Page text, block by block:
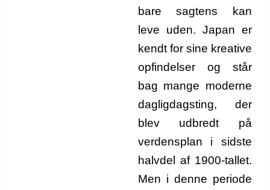
bare sagtens kan
leve uden. Japan er
kendt for sine kreative
opfindelser og står
bag mange moderne
dagligdagsting, der
blev udbredt på
verdensplan i sidste
halvdel af 1900-tallet.
Men i denne periode